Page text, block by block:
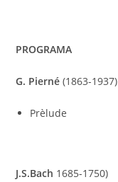
PROGRAMA
G. Pierné (1863-1937)
Prèlude
J.S.Bach 1685-1750)